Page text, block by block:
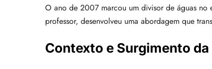
O ano de 2007 marcou um divisor de águas no
professor, desenvolveu uma abordagem que
Contexto e Surgimento